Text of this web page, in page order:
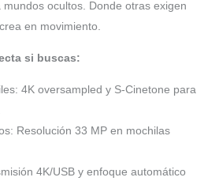
ocultos. Donde otras exigen
en movimiento.
si buscas:
4K oversampled y S-Cinetone para
Resolución 33 MP en mochilas
4K/USB y enfoque automático